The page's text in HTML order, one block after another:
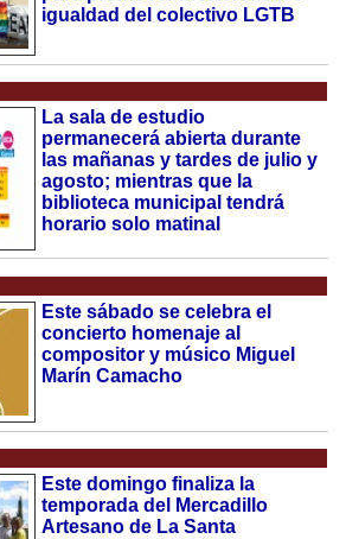
igualdad del colectivo LGTB
La sala de estudio
permanecerá abierta durante
las mañanas y tardes de julio y
agosto; mientras que la
biblioteca municipal tendrá
horario solo matinal
Este sábado se celebra el
concierto homenaje al
compositor y músico Miguel
Marín Camacho
Este domingo finaliza la
temporada del Mercadillo
Artesano de La Santa